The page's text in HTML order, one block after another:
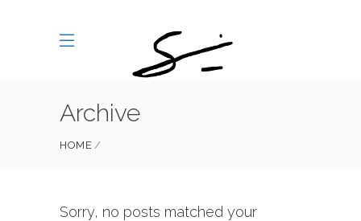
Archive
HOME
Sorry, no posts matched your